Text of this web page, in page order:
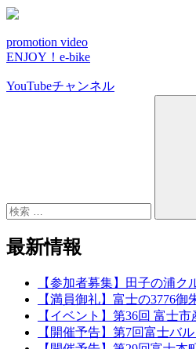
promotion video
ENJOY！e-bike
YouTubeチャンネル
最新情報
【参加者募集】田子の浦
【満員御礼】富士の3776
【イベント】第36回 富士
【開催予告】第7回富士バ